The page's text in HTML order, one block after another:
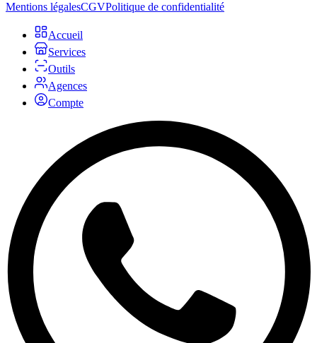
Mentions légalesCGVPolitique de confidentialité
Accueil
Services
Outils
Agences
Compte